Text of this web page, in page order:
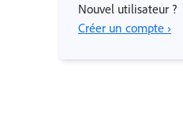
Nouvel utilisateur ?
Créer un compte ›